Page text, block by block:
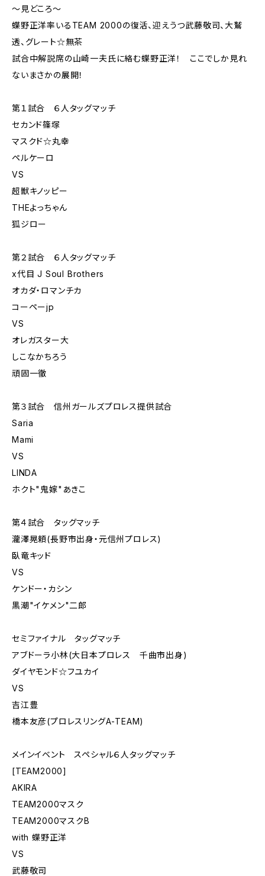
〜見どころ〜
蝶野正洋率いるTEAM 2000の復活、迎えうつ武藤敬司、大鷲
透、グレート☆無茶
試合中解説席の山崎一夫氏に絡む蝶野正洋！ ここでしか見れ
ないまさかの展開！
第１試合 ６人タッグマッチ
セカンド篠塚
マスクド☆丸幸
ペルケーロ
VS
超獣キノッピー
THEよっちゃん
狐ジロー
第２試合 ６人タッグマッチ
x代目 J Soul Brothers
オカダ・ロマンチカ
コーペーjp
VS
オレガスター大
しこなかちろう
頑固一徹
第３試合 信州ガールズプロレス提供試合
Saria
Mami
VS
LINDA
ホクト"鬼嫁"あきこ
第４試合 タッグマッチ
瀧澤晃頼(長野市出身・元信州プロレス)
臥竜キッド
VS
ケンドー・カシン
黒潮"イケメン"二郎
セミファイナル タッグマッチ
アブドーラ小林(大日本プロレス 千曲市出身)
ダイヤモンド☆フユカイ
VS
吉江豊
橋本友彦(プロレスリングA-TEAM)
メインイベント スペシャル６人タッグマッチ
[TEAM2000]
AKIRA
TEAM2000マスク
TEAM2000マスクB
with 蝶野正洋
VS
武藤敬司